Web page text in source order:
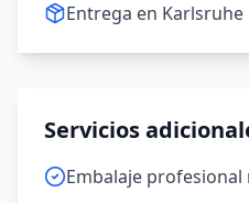
Entrega en Karlsruhe
Servicios
Embalaje